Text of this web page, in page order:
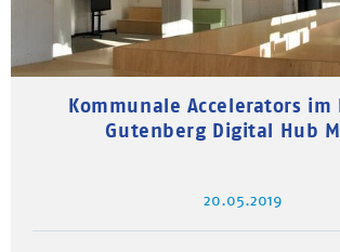
Kommunale Accelerators
Gutenberg Digital Hub
20.05.2019